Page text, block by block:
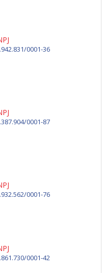
0001-36
0001-87
0001-76
0001-42